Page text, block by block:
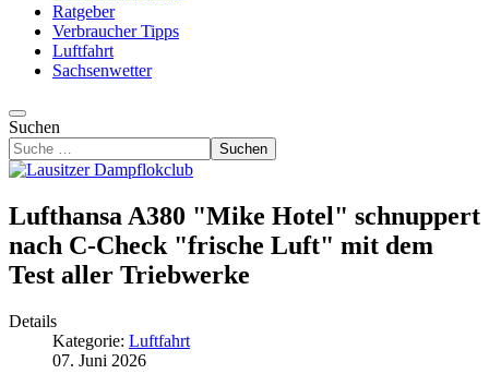
Ratgeber
Verbraucher Tipps
Luftfahrt
Sachsenwetter
Suchen
Suchen
Lufthansa A380 "Mike Hotel" schnuppert
nach C-Check "frische Luft" mit dem
Test aller Triebwerke
Details
Kategorie: Luftfahrt
07. Juni 2026